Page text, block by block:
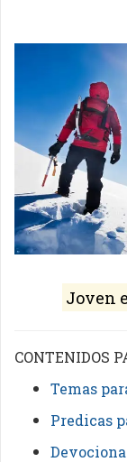
Joven
CONTENIDOS
Temas
Predicas